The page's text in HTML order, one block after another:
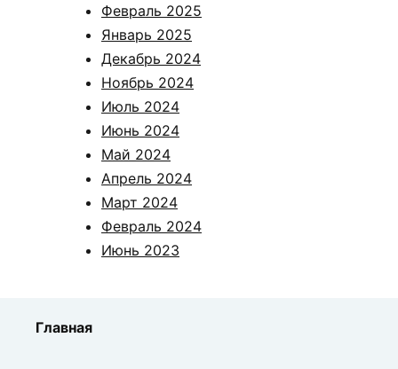
Февраль 2025
Январь 2025
Декабрь 2024
Ноябрь 2024
Июль 2024
Июнь 2024
Май 2024
Апрель 2024
Март 2024
Февраль 2024
Июнь 2023
Главная